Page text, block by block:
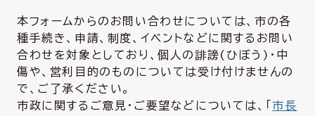
本フォームからのお問い合わせについては、市の各
種手続き、申請、制度、イベントなどに関するお問い
合わせを対象としており、個人の誹謗(ひぼう)・中
傷や、営利目的のものについては受け付けませんの
で、ご了承ください。
市政に関するご意見・ご要望などについては、「市長